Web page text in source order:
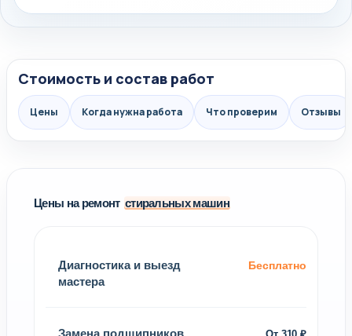
Стоимость и состав работ
Цены Когда нужна работа Что проверим Отзывы
Цены на ремонт стиральных машин
Диагностика и выезд
мастера
Бесплатно